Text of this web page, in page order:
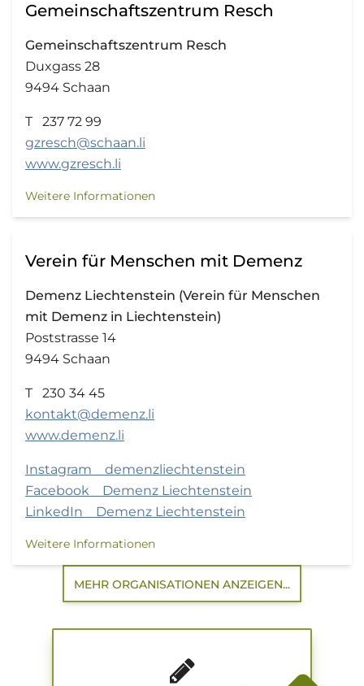
Gemeinschaftszentrum Resch
Gemeinschaftszentrum Resch
Duxgass 28
9494 Schaan
T 237 72 99
gzresch@schaan.li
www.gzresch.li
Weitere Informationen
Verein für Menschen mit Demenz
Demenz Liechtenstein (Verein für Menschen
mit Demenz in Liechtenstein)
Poststrasse 14
9494 Schaan
T 230 34 45
kontakt@demenz.li
www.demenz.li
Instagram demenzliechtenstein
Facebook Demenz Liechtenstein
LinkedIn Demenz Liechtenstein
Weitere Informationen
MEHR ORGANISATIONEN ANZEIGEN...